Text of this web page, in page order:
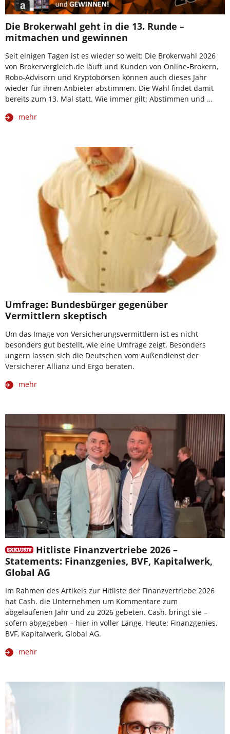
Die Brokerwahl geht in die 13. Runde –
mitmachen und gewinnen
Seit einigen Tagen ist es wieder so weit: Die Brokerwahl 2026
von Brokervergleich.de läuft und Kunden von Online-Brokern,
Robo-Advisorn und Kryptobörsen können auch dieses Jahr
wieder für ihren Anbieter abstimmen. Die Wahl findet damit
bereits zum 13. Mal statt. Wie immer gilt: Abstimmen und …
mehr
Umfrage: Bundesbürger gegenüber
Vermittlern skeptisch
Um das Image von Versicherungsvermittlern ist es nicht
besonders gut bestellt, wie eine Umfrage zeigt. Besonders
ungern lassen sich die Deutschen vom Außendienst der
Versicherer Allianz und Ergo beraten.
mehr
Hitliste Finanzvertriebe 2026 –
Statements: Finanzgenies, BVF, Kapitalwerk,
Global AG
Im Rahmen des Artikels zur Hitliste der Finanzvertriebe 2026
hat Cash. die Unternehmen um Kommentare zum
abgelaufenen Jahr und zu 2026 gebeten. Cash. bringt sie –
sofern abgegeben – hier in voller Länge. Heute: Finanzgenies,
BVF, Kapitalwerk, Global AG.
mehr